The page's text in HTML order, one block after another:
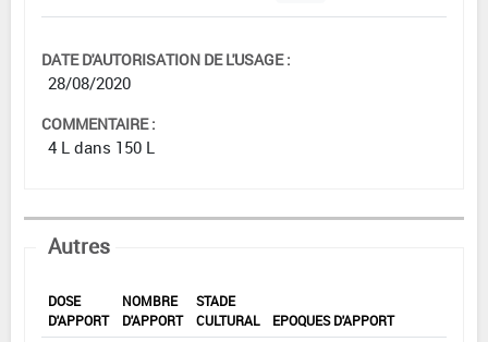
DATE D'AUTORISATION DE L'USAGE :
28/08/2020
COMMENTAIRE :
4 L dans 150 L
Autres
DOSE
D'APPORT
NOMBRE
D'APPORT
STADE
CULTURAL
EPOQUES D'APPORT